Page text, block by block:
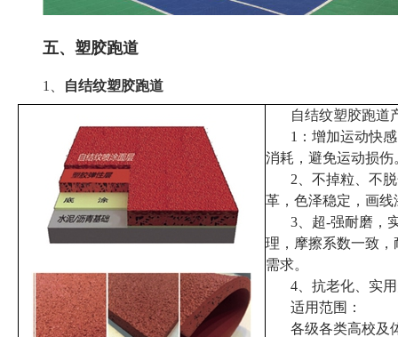
五、塑胶跑道
1、
自结纹塑胶跑道
自结纹塑胶跑道
1：增加运动快
消耗，避免运动损伤
2、不掉粒、不
革，色泽稳定，画线
3、超-强耐磨，
理，摩擦系数一致
需求。
4、抗老化、实
适用范围：
各级各类高校及